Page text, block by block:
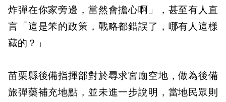
炸彈在你家旁邊，當然會擔心啊」，甚至有人直
言「這是笨的政策，戰略都錯誤了，哪有人這樣
藏的？」
苗栗縣後備指揮部對於尋求宮廟空地，做為後備
旅彈藥補充地點，並未進一步說明，當地民眾則